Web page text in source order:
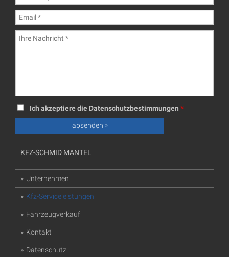
Ich akzeptiere die Datenschutzbestimmungen *
KFZ-SCHMID MANTEL
Unternehmen
Kfz-Serviceleistungen
Fahrzeugverkauf
Kontakt
Datenschutz